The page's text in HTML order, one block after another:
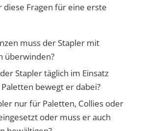
diese Fragen für eine erste
muss der Stapler mit
überwinden?
Stapler täglich im Einsatz
bewegt er dabei?
nur für Paletten, Collies oder
oder muss er auch